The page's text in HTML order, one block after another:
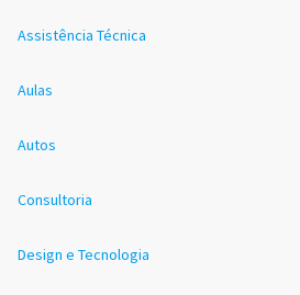
Assistência Técnica
Aulas
Autos
Consultoria
Design e Tecnologia